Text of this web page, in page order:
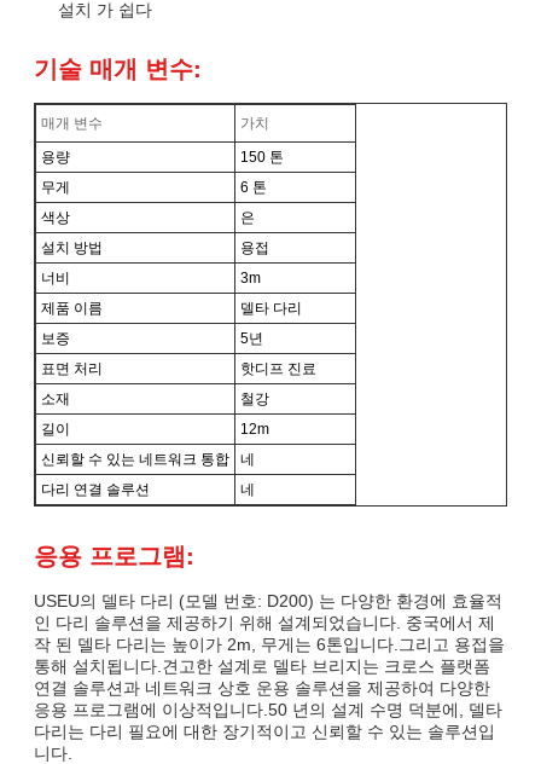
설치 가 쉽다
기술 매개 변수:
매개 변수
가치
용량
150 톤
무게
6 톤
색상
은
설치 방법
용접
너비
3m
제품 이름
델타 다리
보증
5년
표면 처리
핫디프 진료
소재
철강
길이
12m
신뢰할 수 있는 네트워크 통합
네
다리 연결 솔루션
네
응용 프로그램:
USEU의 델타 다리 (모델 번호: D200) 는 다양한 환경에 효율적
인 다리 솔루션을 제공하기 위해 설계되었습니다. 중국에서 제
작 된 델타 다리는 높이가 2m, 무게는 6톤입니다.그리고 용접을
통해 설치됩니다.견고한 설계로 델타 브리지는 크로스 플랫폼
연결 솔루션과 네트워크 상호 운용 솔루션을 제공하여 다양한
응용 프로그램에 이상적입니다.50 년의 설계 수명 덕분에, 델타
다리는 다리 필요에 대한 장기적이고 신뢰할 수 있는 솔루션입
니다.